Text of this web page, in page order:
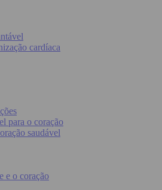
cardíaca
para o coração
saudável
e o coração